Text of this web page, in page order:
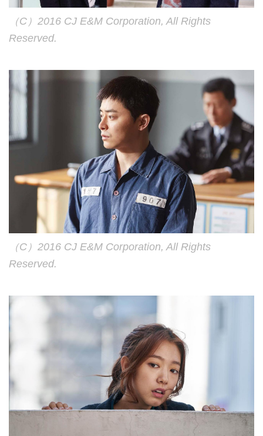
（C）2016 CJ E&M Corporation, All Rights
Reserved.
（C）2016 CJ E&M Corporation, All Rights
Reserved.